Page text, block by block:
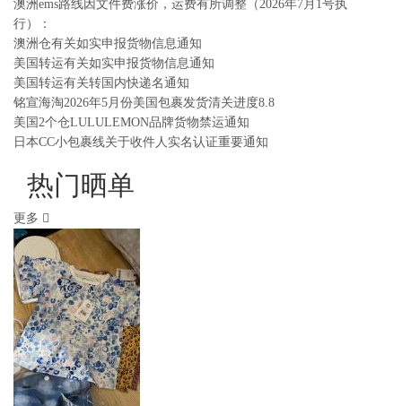
澳洲ems路线因文件费涨价，运费有所调整（2026年7月1号执
行）：
澳洲仓有关如实申报货物信息通知
美国转运有关如实申报货物信息通知
美国转运有关转国内快递名通知
铭宣海淘2026年5月份美国包裹发货清关进度8.8
美国2个仓LULULEMON品牌货物禁运通知
日本CC小包裹线关于收件人实名认证重要通知
热门晒单
更多